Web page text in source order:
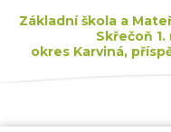
Základní škola a
Skřečoň 1.
okres Karviná,